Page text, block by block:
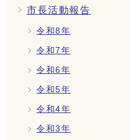
市長活動報告
令和8年
令和7年
令和6年
令和5年
令和4年
令和3年